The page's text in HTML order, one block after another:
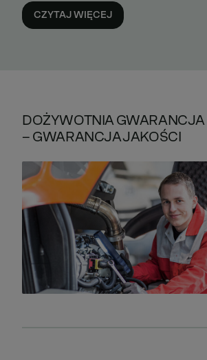
CZYTAJ WIĘCEJ
DOŻYWOTNIA GWARANCJA
– GWARANCJA JAKOŚCI